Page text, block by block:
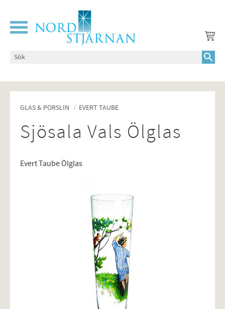
Meny
GLAS & PORSLIN EVERT TAUBE
Sjösala Vals Ölglas
Evert Taube Ölglas